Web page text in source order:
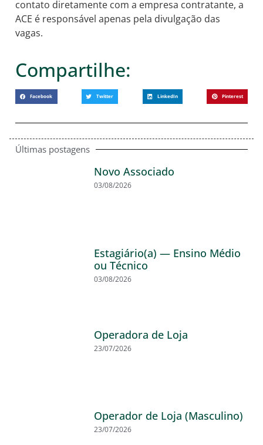
contato diretamente com a empresa contratante, a
ACE é responsável apenas pela divulgação das
vagas.
Compartilhe:
Facebook Twitter LinkedIn Pinterest
Últimas postagens
Novo Associado
03/08/2026
Estagiário(a) — Ensino Médio
ou Técnico
03/08/2026
Operadora de Loja
23/07/2026
Operador de Loja (Masculino)
23/07/2026